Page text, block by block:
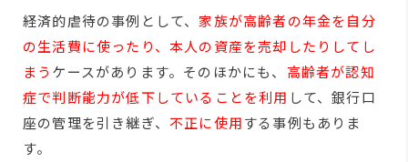
経済的虐待の事例として、 家族が高齢者の年金を自分
の生活費に使ったり、本人の資産を売却したりしてし
まう ケースがあります。そのほかにも、 高齢者が認知
症で判断能力が低下していることを利用 して、銀行口
座の管理を引き継ぎ、 不正に使用する事例もありま
す。